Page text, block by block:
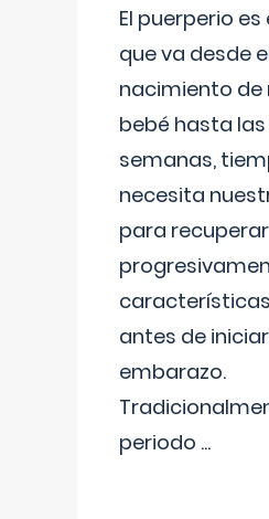
El puerperio
que va desde
nacimiento de
bebé hasta
semanas,
necesita
para recuperar
antes de
embarazo.
periodo ...